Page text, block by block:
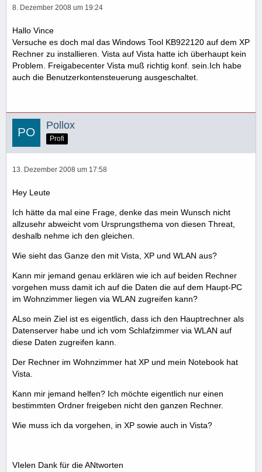
8. Dezember 2008 um 19:24
Hallo Vince
Versuche es doch mal das Windows Tool KB922120 auf dem XP
Rechner zu installieren. Vista auf Vista hatte ich überhaupt kein
Problem. Freigabecenter Vista muß richtig konf. sein.Ich habe
auch die Benutzerkontensteuerung ausgeschaltet.
Pollox
Profi
13. Dezember 2008 um 17:58
Hey Leute
Ich hätte da mal eine Frage, denke das mein Wunsch nicht
allzusehr abweicht vom Ursprungsthema von diesen Threat,
deshalb nehme ich den gleichen.
Wie sieht das Ganze den mit Vista, XP und WLAN aus?
Kann mir jemand genau erklären wie ich auf beiden Rechner
vorgehen muss damit ich auf die Daten die auf dem Haupt-PC
im Wohnzimmer liegen via WLAN zugreifen kann?
ALso mein Ziel ist es eigentlich, dass ich den Hauptrechner als
Datenserver habe und ich vom Schlafzimmer via WLAN auf
diese Daten zugreifen kann.
Der Rechner im Wohnzimmer hat XP und mein Notebook hat
Vista.
Kann mir jemand helfen? Ich möchte eigentlich nur einen
bestimmten Ordner freigeben nicht den ganzen Rechner.
Wie muss ich da vorgehen, in XP sowie auch in Vista?
VIelen Dank für die ANtworten